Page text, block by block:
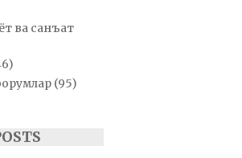
ва санъат
(95)